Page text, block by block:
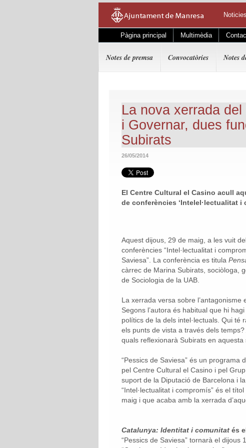
Noticies
Pàgina principal Multimèdia
Notes de premsa Convocatòries Notes
La nova xerrada
i Governar, dues
Subirats
26/05/2014
El Centre Cultural el Casino acull
de conferències ‘Intelel·lectualitat i
Aquest dijous, 29 de maig, a les vuit
conferències “Intel·lectualitat i
Saviesa”. La conferència es titula
càrrec de Marina Subirats, sociòloga,
de Sociologia de la UAB.
La xerrada versa sobre
Segons l’autora és habitual que hi
polítics de la dels intel·lectuals. Qui té
els punts de vista a través dels
quals reflexionarà Subirats en aquesta
“Pessics de Saviesa” és un
pel Centre Cultural el Casino i pel
suport de la Diputació de Barcelona i
“Intel·lectualitat i compromís” és el
maig i que acaba amb la xerrada
Catalunya: Identitat i comunitat és
“Pessics de Saviesa” tornarà el